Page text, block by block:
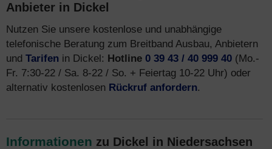
Anbieter in Dickel
Nutzen Sie unsere kostenlose und unabhängige
telefonische Beratung zum Breitband Ausbau, Anbietern
und Tarifen in Dickel: Hotline 0 39 43 / 40 999 40 (Mo.-
Fr. 7:30-22 / Sa. 8-22 / So. + Feiertag 10-22 Uhr) oder
alternativ kostenlosen Rückruf anfordern.
Informationen zu Dickel in Niedersachsen